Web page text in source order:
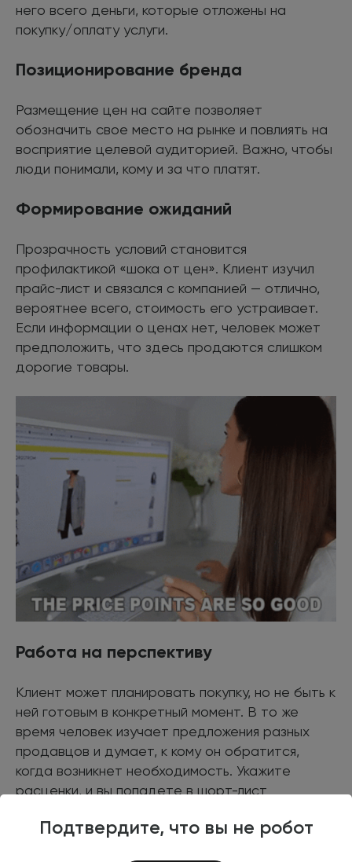
Подтвердите, что вы не робот
него всего деньги, которые отложены на
покупку/оплату услуги.
Позиционирование бренда
Размещение цен на сайте позволяет
обозначить свое место на рынке и повлиять на
восприятие целевой аудиторией. Важно, чтобы
люди понимали, кому и за что платят.
Формирование ожиданий
Прозрачность условий становится
профилактикой «шока от цен». Клиент изучил
прайс-лист и связался с компанией — отлично,
вероятнее всего, стоимость его устраивает.
Если информации о ценах нет, человек может
предположить, что здесь продаются слишком
дорогие товары.
Работа на перспективу
Клиент может планировать покупку, но не быть к
ней готовым в конкретный момент. В то же
время человек изучает предложения разных
продавцов и думает, к кому он обратится,
когда возникнет необходимость. Укажите
расценки, и вы попадете в шорт-лист